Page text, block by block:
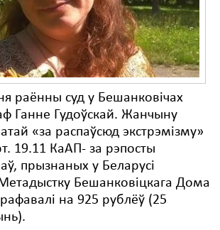
раённы суд у Бешанковічах
Ганне Гудоўскай. Жанчыну
«за распаўсюд экстрэмізму»
19.11 КаАП- за рэпосты
прызнаных у Беларусі
Метадыстку Бешанковіцкага Дома
на 925 рублёў (25